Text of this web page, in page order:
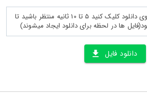
پس از لود کامل صفحه روی دانلود کلیک کنید 5 تا 10 ثانیه منتظر باشید تا
ها در لحظه برای دانلود ایجاد میشوند)
دانلود فایل